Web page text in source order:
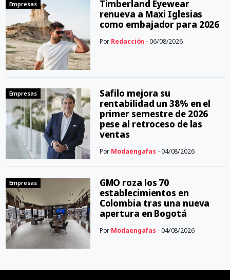
Empresas
Timberland Eyewear
renueva a Maxi Iglesias
como embajador para 2026
Por Redacción - 06/08/2026
Empresas
Safilo mejora su
rentabilidad un 38% en el
primer semestre de 2026
pese al retroceso de las
ventas
Por Modaengafas - 04/08/2026
Empresas
GMO roza los 70
establecimientos en
Colombia tras una nueva
apertura en Bogotá
Por Modaengafas - 04/08/2026